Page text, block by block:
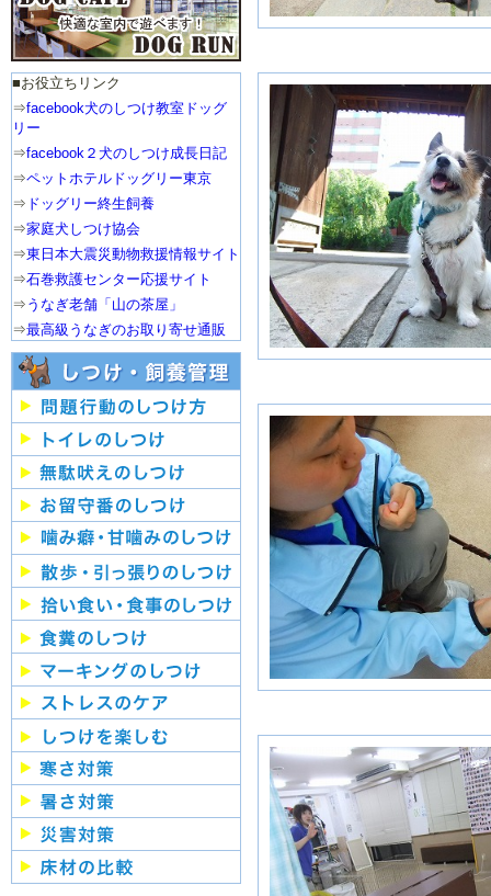
■お役立ちリンク
⇒facebook犬のしつけ教室ドッグ
リー
⇒facebook２犬のしつけ成長日記
⇒ペットホテルドッグリー東京
⇒ ドッグリー終生飼養
⇒家庭犬しつけ協会
⇒東日本大震災動物救援情報サイト
⇒石巻救護センター応援サイト
⇒ うなぎ老舗「山の茶屋」
⇒最高級うなぎのお取り寄せ通販